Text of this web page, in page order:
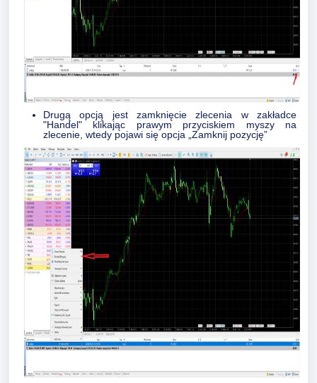
Drugą opcją jest zamknięcie zlecenia w zakładce
"Handel" klikając prawym przyciskiem myszy na
zlecenie, wtedy pojawi się opcja „Zamknij pozycję”